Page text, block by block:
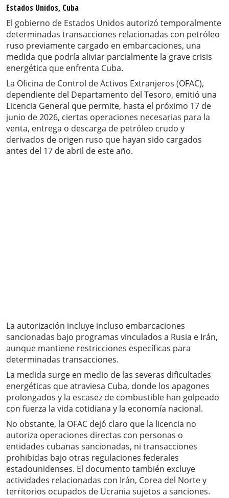
Estados Unidos, Cuba
El gobierno de Estados Unidos autorizó temporalmente
determinadas transacciones relacionadas con petróleo
ruso previamente cargado en embarcaciones, una
medida que podría aliviar parcialmente la grave crisis
energética que enfrenta Cuba.
La Oficina de Control de Activos Extranjeros (OFAC),
dependiente del Departamento del Tesoro, emitió una
Licencia General que permite, hasta el próximo 17 de
junio de 2026, ciertas operaciones necesarias para la
venta, entrega o descarga de petróleo crudo y
derivados de origen ruso que hayan sido cargados
antes del 17 de abril de este año.
La autorización incluye incluso embarcaciones
sancionadas bajo programas vinculados a Rusia e Irán,
aunque mantiene restricciones específicas para
determinadas transacciones.
La medida surge en medio de las severas dificultades
energéticas que atraviesa Cuba, donde los apagones
prolongados y la escasez de combustible han golpeado
con fuerza la vida cotidiana y la economía nacional.
No obstante, la OFAC dejó claro que la licencia no
autoriza operaciones directas con personas o
entidades cubanas sancionadas, ni transacciones
prohibidas bajo otras regulaciones federales
estadounidenses. El documento también excluye
actividades relacionadas con Irán, Corea del Norte y
territorios ocupados de Ucrania sujetos a sanciones.